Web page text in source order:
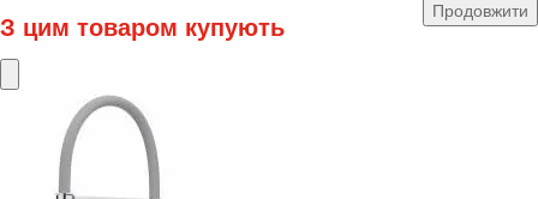
Продовжити
З цим товаром купують